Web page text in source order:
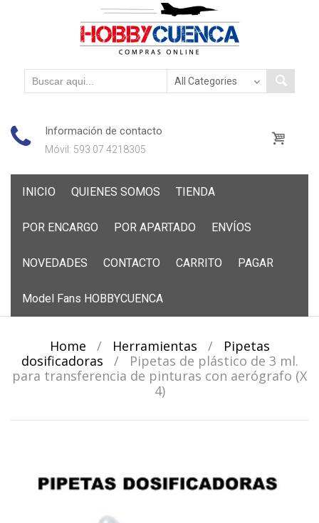
Información de contacto
Móvil: 593 07 4218305
INICIO QUIENES SOMOS TIENDA
POR ENCARGO POR APARTADO ENVÍOS
NOVEDADES CONTACTO CARRITO PAGAR
Model Fans HOBBYCUENCA
Home / Herramientas /
Pipetas
dosificadoras
/
Pipetas de plástico de 3 ml.
para transferencia de pinturas con aerógrafo (X
4)